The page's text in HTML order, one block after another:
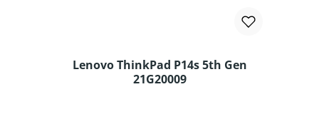
Lenovo ThinkPad P14s 5th Gen
21G20009